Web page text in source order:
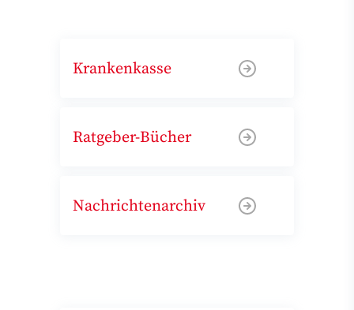
Krankenkasse
Ratgeber-Bücher
Nachrichtenarchiv